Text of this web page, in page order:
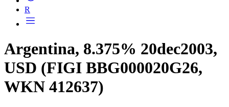
R
Argentina, 8.375% 20dec2003,
USD (FIGI BBG000020G26,
WKN 412637)